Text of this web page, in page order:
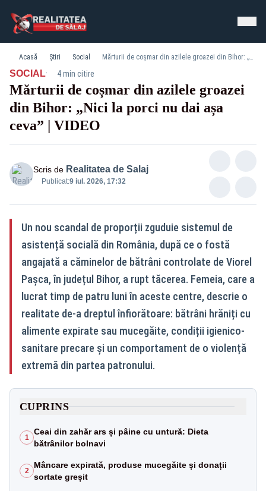
Acasă Știri Social Mărturii de coșmar din azilele groazei din Bihor: „Nici la porci nu dai așa ceva” | VIDEO
SOCIAL· 4 min citire
Mărturii de coșmar din azilele groazei
din Bihor: „Nici la porci nu dai așa
ceva” | VIDEO
Scris de Realitatea de Salaj
Publicat:9 iul. 2026, 17:32
Un nou scandal de proporții zguduie sistemul de
asistență socială din România, după ce o fostă
angajată a căminelor de bătrâni controlate de Viorel
Pașca, în județul Bihor, a rupt tăcerea. Femeia, care a
lucrat timp de patru luni în aceste centre, descrie o
realitate de-a dreptul înfiorătoare: bătrâni hrăniți cu
alimente expirate sau mucegăite, condiții igienico-
sanitare precare și un comportament de o violență
extremă din partea patronului.
CUPRINS
1
Ceai din zahăr ars și pâine cu untură: Dieta
bătrânilor bolnavi
2
Mâncare expirată, produse mucegăite și donații
sortate greșit